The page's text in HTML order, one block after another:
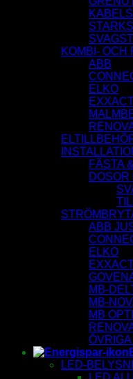
KOMBI- OCH
ABB
ELKO
FÄSTA
DOSOR
ABB
ELKO
MB-
MB-
MB
LED-